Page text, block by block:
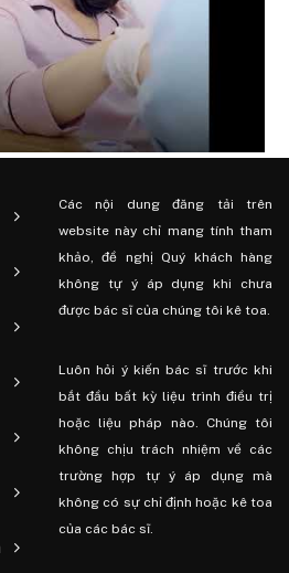
Các nội dung đăng tải trên
website này chỉ mang tính tham
khảo, đề nghị Quý khách hàng
không tự ý áp dụng khi chưa
được bác sĩ của chúng tôi kê toa.
Luôn hỏi ý kiến ​​bác sĩ trước khi
bắt đầu bất kỳ liệu trình điều trị
hoặc liệu pháp nào. Chúng tôi
không chịu trách nhiệm về các
trường hợp tự ý áp dụng mà
không có sự chỉ định hoặc kê toa
của các bác sĩ.